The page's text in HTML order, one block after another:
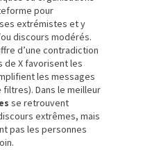
pour
extrémistes et y
discours modérés.
d’une contradiction
de X favorisent les
les messages
Dans le meilleur
se retrouvent
extrêmes, mais
pas les personnes